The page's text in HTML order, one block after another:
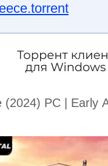
(2024) PC | Early